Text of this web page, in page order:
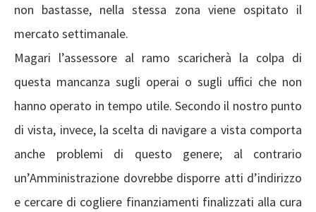
non bastasse, nella stessa zona viene ospitato il
mercato settimanale.
Magari l’assessore al ramo scaricherà la colpa di
questa mancanza sugli operai o sugli uffici che non
hanno operato in tempo utile. Secondo il nostro punto
di vista, invece, la scelta di navigare a vista comporta
anche problemi di questo genere; al contrario
un’Amministrazione dovrebbe disporre atti d’indirizzo
e cercare di cogliere finanziamenti finalizzati alla cura